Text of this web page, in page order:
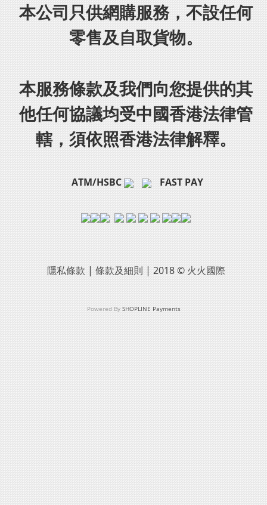
本公司只供網購服務，不設任何
零售及自取貨物。
本服務條款及我們向您提供的其
他任何協議均受中國香港法律管
轄，須依照香港法律解釋。
ATM/HSBC FAST PAY
隱私條款 | 條款及細則 | 2018 © 火火國際
Powered By SHOPLINE Payments